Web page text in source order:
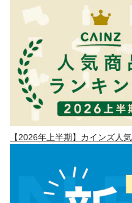
【2026年上半期】カインズ人